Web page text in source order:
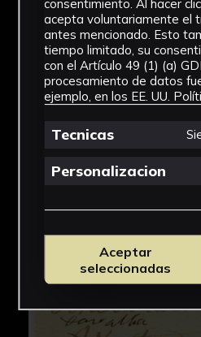
consentimiento. Al hacer
acepta voluntariamente el
antes mencionado. Esto
tiempo limitado, su
con el Artículo 49 (1) (a)
procesamiento de datos
ejemplo, en los EE. UU.
Tecnicas
Personalizacion
Aceptar
seleccionadas